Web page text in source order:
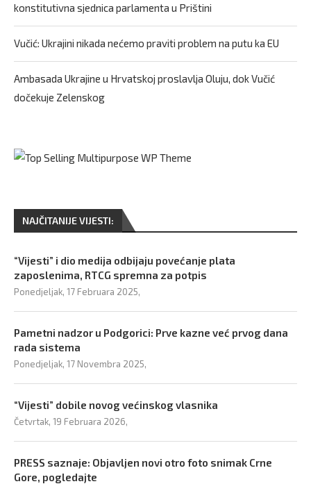
konstitutivna sjednica parlamenta u Prištini
Vučić: Ukrajini nikada nećemo praviti problem na putu ka EU
Ambasada Ukrajine u Hrvatskoj proslavlja Oluju, dok Vučić
dočekuje Zelenskog
NAJČITANIJE VIJESTI:
“Vijesti” i dio medija odbijaju povećanje plata
zaposlenima, RTCG spremna za potpis
Ponedjeljak, 17 Februara 2025,
Pametni nadzor u Podgorici: Prve kazne već prvog dana
rada sistema
Ponedjeljak, 17 Novembra 2025,
“Vijesti” dobile novog većinskog vlasnika
Četvrtak, 19 Februara 2026,
PRESS saznaje: Objavljen novi otro foto snimak Crne
Gore, pogledajte